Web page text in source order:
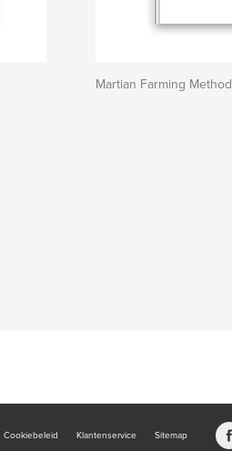
Martian Farming Method
Cookiebeleid Klantenservice Sitemap